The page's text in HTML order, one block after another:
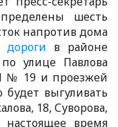
шесть
напротив дома
дороги в районе
улице Павлова
№ 19 и проезжей
выгуливать
18, Суворова,
время